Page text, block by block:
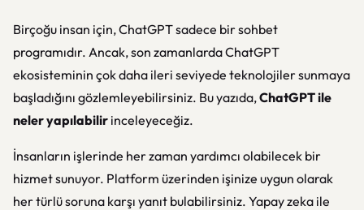
Birçoğu insan için, ChatGPT sadece bir sohbet
programıdır. Ancak, son zamanlarda ChatGPT
ekosisteminin çok daha ileri seviyede teknolojiler sunmaya
başladığını gözlemleyebilirsiniz. Bu yazıda,ChatGPT ile
neler yapılabilir inceleyeceğiz.
İnsanların işlerinde her zaman yardımcı olabilecek bir
hizmet sunuyor. Platform üzerinden işinize uygun olarak
her türlü soruna karşı yanıt bulabilirsiniz. Yapay zeka ile